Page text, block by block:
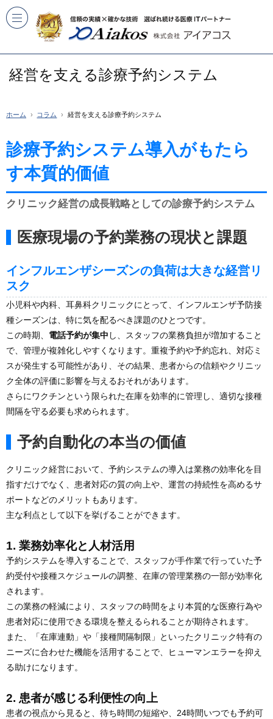
経営を支える診療予約システム
ホーム コラム 経営を支える診療予約システム
診療予約システム導入がもたら
す本質的価値
クリニック経営の成長戦略としての診療予約システム
医療現場の予約業務の現状と課題
インフルエンザシーズンの負荷は大きな経営リ
スク
小児科や内科、耳鼻科クリニックにとって、インフルエンザ予防接
種シーズンは、特に気を配るべき課題のひとつです。
この時期、 電話予約が集中 し、スタッフの業務負担が増加すること
で、管理が複雑化しやすくなります。重複予約や予約忘れ、対応ミ
スが発生する可能性があり、その結果、患者からの信頼やクリニッ
ク全体の評価に影響を与えるおそれがあります。
さらにワクチンという限られた在庫を効率的に管理し、適切な接種
間隔を守る必要も求められます。
予約自動化の本当の価値
クリニック経営において、予約システムの導入は業務の効率化を目
指すだけでなく、患者対応の質の向上や、運営の持続性を高めるサ
ポートなどのメリットもあります。
主な利点として以下を挙げることができます。
1. 業務効率化と人材活用
予約システムを導入することで、スタッフが手作業で行っていた予
約受付や接種スケジュールの調整、在庫の管理業務の一部が効率化
されます。
この業務の軽減により、スタッフの時間をより本質的な医療行為や
患者対応に使用できる環境を整えるられることが期待されます。
また、「在庫連動」や「接種間隔制限」といったクリニック特有の
ニーズに合わせた機能を活用することで、ヒューマンエラーを抑え
る助けになります。
2. 患者が感じる利便性の向上
患者の視点から見ると、待ち時間の短縮や、24時間いつでも予約可